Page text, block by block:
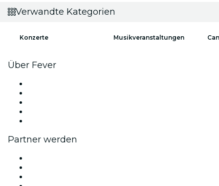
Verwandte Kategorien
Konzerte Musikveranstaltungen
Über Fever
Partner werden